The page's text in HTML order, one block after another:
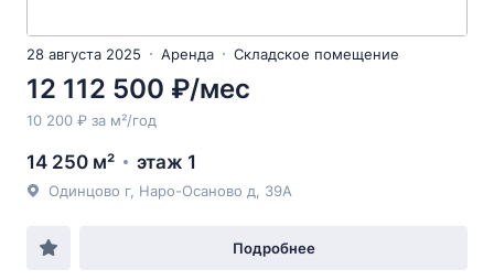
28 августа 2025 Аренда Складское помещение
12 112 500 ₽/мес
10 200 ₽ за м²/год
14 250 м² этаж 1
Одинцово г, Наро-Осаново д, 39А
Подробнее